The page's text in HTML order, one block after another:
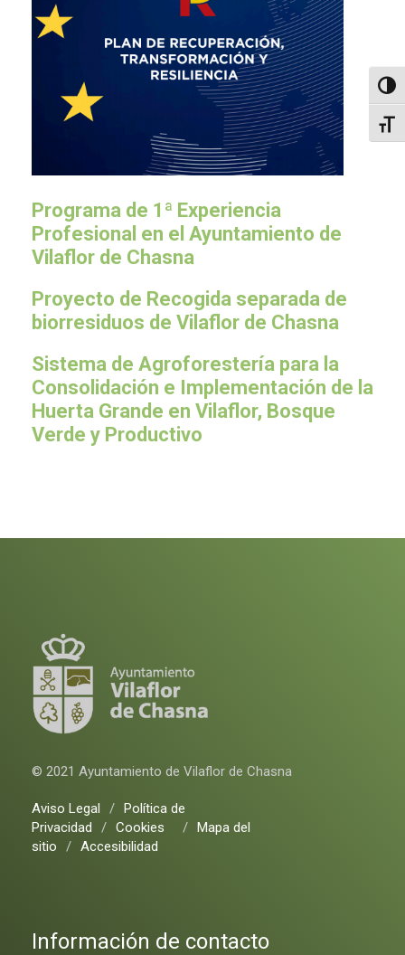
Programa de 1ª Experiencia
Profesional en el Ayuntamiento de
Vilaflor de Chasna
Proyecto de Recogida separada de
biorresiduos de Vilaflor de Chasna
Sistema de Agroforestería para la
Consolidación e Implementación de la
Huerta Grande en Vilaflor, Bosque
Verde y Productivo
© 2021 Ayuntamiento de Vilaflor de Chasna
Aviso Legal / Política de
Privacidad
/ Cookies / Mapa del
sitio
/ Accesibilidad
Información de contacto